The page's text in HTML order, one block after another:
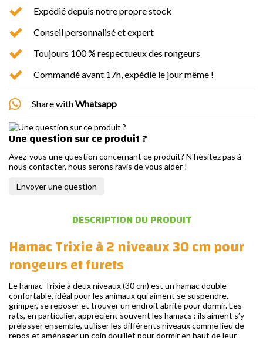
Expédié depuis notre propre stock
Conseil personnalisé et expert
Toujours 100 % respectueux des rongeurs
Commandé avant 17h, expédié le jour même !
Share withWhatsapp
Une question sur ce produit ?
Avez-vous une question concernant ce produit? N'hésitez pas à
nous contacter, nous serons ravis de vous aider !
Envoyer une question
DESCRIPTION DU PRODUIT
Hamac Trixie à 2 niveaux 30 cm pour
rongeurs et furets
Le hamac Trixie à deux niveaux (30 cm) est un hamac double
confortable, idéal pour les animaux qui aiment se suspendre,
grimper, se reposer et trouver un endroit abrité pour dormir. Les
rats, en particulier, apprécient souvent les hamacs : ils aiment s’y
prélasser ensemble, utiliser les différents niveaux comme lieu de
repos et aménager un coin douillet pour dormir en haut de leur